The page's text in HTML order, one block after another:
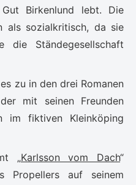
Birkenlund lebt. Die
als sozialkritisch, da sie
die Ständegesellschaft
zu in den drei Romanen
mit seinen Freunden
im fiktiven Kleinköping
„Karlsson vom Dach“
Propellers auf seinem